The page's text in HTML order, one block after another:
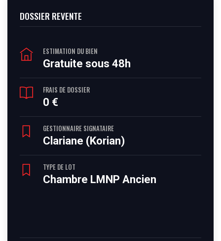
DOSSIER REVENTE
ESTIMATION DU BIEN
Gratuite sous 48h
FRAIS DE DOSSIER
0 €
GESTIONNAIRE SIGNATAIRE
Clariane (Korian)
TYPE DE LOT
Chambre LMNP Ancien